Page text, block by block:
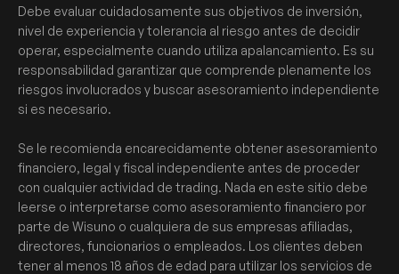
Debe evaluar cuidadosamente sus objetivos de inversión,
nivel de experiencia y tolerancia al riesgo antes de decidir
operar, especialmente cuando utiliza apalancamiento. Es su
responsabilidad garantizar que comprende plenamente los
riesgos involucrados y buscar asesoramiento independiente
si es necesario.
Se le recomienda encarecidamente obtener asesoramiento
financiero, legal y fiscal independiente antes de proceder
con cualquier actividad de trading. Nada en este sitio debe
leerse o interpretarse como asesoramiento financiero por
parte de Wisuno o cualquiera de sus empresas afiliadas,
directores, funcionarios o empleados. Los clientes deben
tener al menos 18 años de edad para utilizar los servicios de